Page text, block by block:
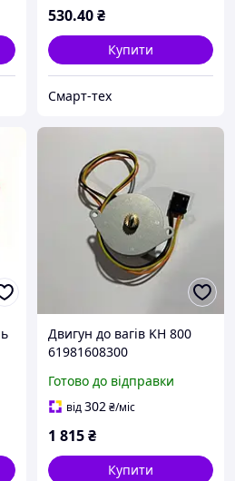
530.40₴
Купити
Смарт-тех
Двигун до вагів KH 800
61981608300
Готово до відправки
від302₴/міс
1 815₴
Купити